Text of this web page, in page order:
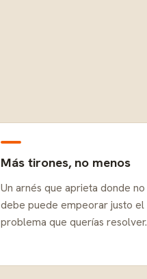
Más tirones, no menos
Un arnés que aprieta donde no
debe puede empeorar justo el
problema que querías resolver.